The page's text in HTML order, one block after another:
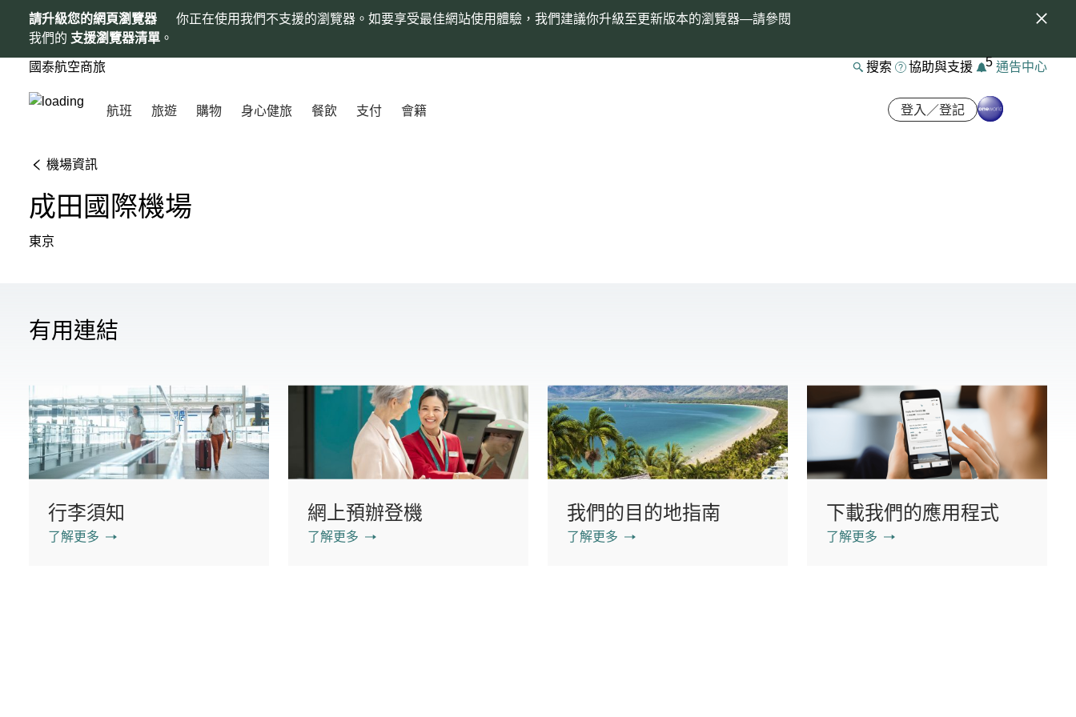
請升級您的網頁瀏覽器
你正在使用我們不支援的瀏覽器。如要享受最佳網站使用體驗，我們建議你升級至更新版本的瀏覽器—請參閱
我們的 支援瀏覽器清單 。
國泰航空商旅 搜索 協助與支援 5 通告中心
航班 旅遊 購物 身心健旅 餐飲 支付 會籍 登入／登記
機場資訊
成田國際機場
東京
有用連結
行李須知
了解更多
網上預辦登機
了解更多
我們的目的地指南
了解更多
下載我們的應用程式
了解更多